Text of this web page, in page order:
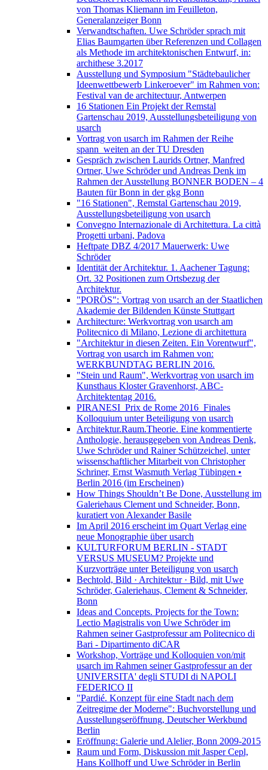
von Thomas Kliemann im Feuilleton,
Generalanzeiger Bonn
Verwandtschaften. Uwe Schröder sprach mit
Elias Baumgarten über Referenzen und Collagen
als Methode im architektonischen Entwurf, in:
archithese 3.2017
Ausstellung und Symposium "Städtebaulicher
Ideenwettbewerb Linkeroever" im Rahmen von:
Festival van de architectuur, Antwerpen
16 Stationen Ein Projekt der Remstal
Gartenschau 2019, Ausstellungsbeteiligung von
usarch
Vortrag von usarch im Rahmen der Reihe
spann_weiten an der TU Dresden
Gespräch zwischen Laurids Ortner, Manfred
Ortner, Uwe Schröder und Andreas Denk im
Rahmen der Ausstellung BONNER BODEN – 4
Bauten für Bonn in der gkg Bonn
"16 Stationen", Remstal Gartenschau 2019,
Ausstellungsbeteiligung von usarch
Convegno Internazionale di Architettura. La città
Progetti urbani, Padova
Heftpate DBZ 4/2017 Mauerwerk: Uwe
Schröder
Identität der Architektur. 1. Aachener Tagung:
Ort. 32 Positionen zum Ortsbezug der
Architektur.
"PORÖS": Vortrag von usarch an der Staatlichen
Akademie der Bildenden Künste Stuttgart
Architecture: Werkvortrag von usarch am
Politecnico di Milano, Lezione di architettura
"Architektur in diesen Zeiten. Ein Vorentwurf",
Vortrag von usarch im Rahmen von:
WERKBUNDTAG BERLIN 2016.
"Stein und Raum", Werkvortrag von usarch im
Kunsthaus Kloster Gravenhorst, ABC-
Architektentag 2016.
PIRANESI_Prix de Rome 2016_Finales
Kolloquium unter Beteiligung von usarch
Architektur.Raum.Theorie. Eine kommentierte
Anthologie, herausgegeben von Andreas Denk,
Uwe Schröder und Rainer Schützeichel, unter
wissenschaftlicher Mitarbeit von Christopher
Schriner, Ernst Wasmuth Verlag Tübingen •
Berlin 2016 (im Erscheinen)
How Things Shouldn’t Be Done, Ausstellung im
Galeriehaus Clement und Schneider, Bonn,
kuratiert von Alexander Basile
Im April 2016 erscheint im Quart Verlag eine
neue Monographie über usarch
KULTURFORUM BERLIN - STADT
VERSUS MUSEUM? Projekte und
Kurzvorträge unter Beteiligung von usarch
Bechtold, Bild · Architektur · Bild, mit Uwe
Schröder, Galeriehaus, Clement & Schneider,
Bonn
Ideas and Concepts. Projects for the Town:
Lectio Magistralis von Uwe Schröder im
Rahmen seiner Gastprofessur am Politecnico di
Bari - Dipartimento diCAR
Workshop, Vorträge und Kolloquien von/mit
usarch im Rahmen seiner Gastprofessur an der
UNIVERSITA' degli STUDI di NAPOLI
FEDERICO II
"Pardié. Konzept für eine Stadt nach dem
Zeitregime der Moderne": Buchvorstellung und
Ausstellungseröffnung, Deutscher Werkbund
Berlin
Eröffnung: Galerie und Alelier, Bonn 2009-2015
Raum und Form, Diskussion mit Jasper Cepl,
Hans Kollhoff und Uwe Schröder in Berlin